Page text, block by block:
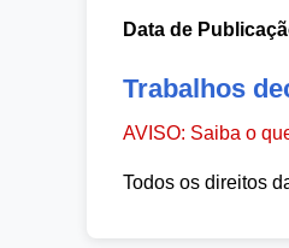
Data de
Trabalhos
AVISO: Saiba o
Todos os direitos